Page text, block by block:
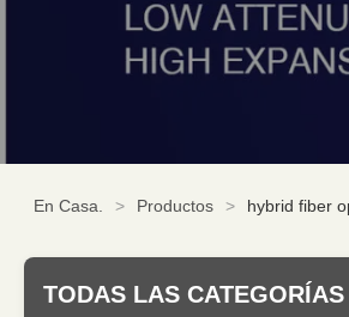
En Casa. > Productos > hybrid fiber
TODAS LAS CATEGORÍAS